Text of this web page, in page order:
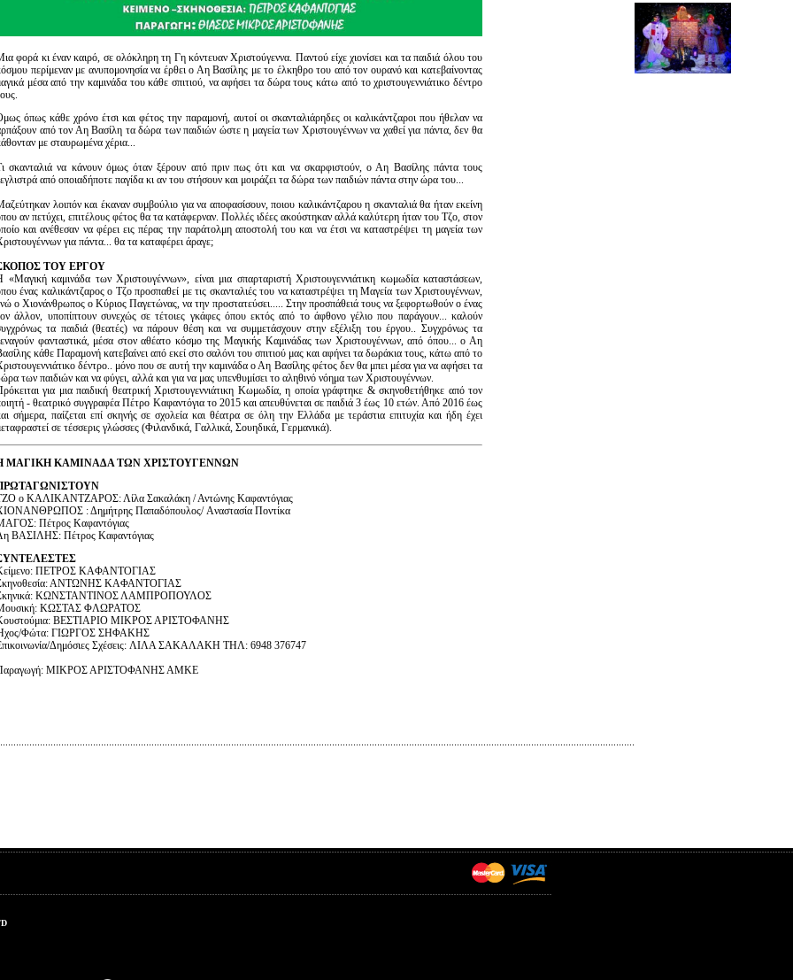
φορά κι έναν καιρό, σε ολόκληρη τη Γη κόντευαν Χριστούγεννα. Παντού είχε χιονίσει και τα παιδιά όλου του
περίμεναν με ανυπομονησία να έρθει ο Αη Βασίλης με το έλκηθρο του από τον ουρανό και κατεβαίνοντας
μέσα από την καμινάδα του κάθε σπιτιού, να αφήσει τα δώρα τους κάτω από το χριστουγεννιάτικο δέντρο
όπως κάθε χρόνο έτσι και φέτος την παραμονή, αυτοί οι σκανταλιάρηδες οι καλικάντζαροι που ήθελαν να
από τον Αη Βασίλη τα δώρα των παιδιών ώστε η μαγεία των Χριστουγέννων να χαθεί για πάντα, δεν θα
με σταυρωμένα χέρια...
σκανταλιά να κάνουν όμως όταν ξέρουν από πριν πως ότι και να σκαρφιστούν, ο Αη Βασίλης πάντα τους
από οποιαδήποτε παγίδα κι αν του στήσουν και μοιράζει τα δώρα των παιδιών πάντα στην ώρα του...
λοιπόν και έκαναν συμβούλιο για να αποφασίσουν, ποιου καλικάντζαρου η σκανταλιά θα ήταν εκείνη
αν πετύχει, επιτέλους φέτος θα τα κατάφερναν. Πολλές ιδέες ακούστηκαν αλλά καλύτερη ήταν του Τζο, στον
και ανέθεσαν να φέρει εις πέρας την παράτολμη αποστολή του και να έτσι να καταστρέψει τη μαγεία των
για πάντα... θα τα καταφέρει άραγε;
ΤΟΥ ΕΡΓΟΥ
«Μαγική καμινάδα των Χριστουγέννων», είναι μια σπαρταριστή Χριστουγεννιάτικη κωμωδία καταστάσεων,
ένας καλικάντζαρος ο Τζο προσπαθεί με τις σκανταλιές του να καταστρέψει τη Μαγεία των Χριστουγέννων,
ο Χιονάνθρωπος ο Κύριος Παγετώνας, να την προστατεύσει..... Στην προσπάθειά τους να ξεφορτωθούν ο ένας
άλλον, υποπίπτουν συνεχώς σε τέτοιες γκάφες όπου εκτός από το άφθονο γέλιο που παράγουν... καλούν
τα παιδιά (θεατές) να πάρουν θέση και να συμμετάσχουν στην εξέλιξη του έργου.. Συγχρόνως τα
φανταστικά, μέσα στον αθέατο κόσμο της Μαγικής Καμινάδας των Χριστουγέννων, από όπου... ο Αη
κάθε Παραμονή κατεβαίνει από εκεί στο σαλόνι του σπιτιού μας και αφήνει τα δωράκια τους, κάτω από το
δέντρο.. μόνο που σε αυτή την καμινάδα ο Αη Βασίλης φέτος δεν θα μπει μέσα για να αφήσει τα
των παιδιών και να φύγει, αλλά και για να μας υπενθυμίσει το αληθινό νόημα των Χριστουγέννων.
για μια παιδική θεατρική Χριστουγεννιάτικη Κωμωδία, η οποία γράφτηκε & σκηνοθετήθηκε από τον
- θεατρικό συγγραφέα Πέτρο Καφαντόγια το 2015 και απευθύνεται σε παιδιά 3 έως 10 ετών. Από 2016 έως
σήμερα, παίζεται επί σκηνής σε σχολεία και θέατρα σε όλη την Ελλάδα με τεράστια επιτυχία και ήδη έχει
σε τέσσερις γλώσσες (Φιλανδικά, Γαλλικά, Σουηδικά, Γερμανικά).
ΜΑΓΙΚΗ ΚΑΜΙΝΑΔΑ ΤΩΝ ΧΡΙΣΤΟΥΓΕΝΝΩΝ
ο ΚΑΛΙΚΑΝΤΖΑΡΟΣ: Λίλα Σακαλάκη / Αντώνης Καφαντόγιας
: Δημήτρης Παπαδόπουλος/ Aναστασία Ποντίκα
Πέτρος Καφαντόγιας
ΒΑΣΙΛΗΣ: Πέτρος Καφαντόγιας
ΠΕΤΡΟΣ ΚΑΦΑΝΤΟΓΙΑΣ
ΑΝΤΩΝΗΣ ΚΑΦΑΝΤΟΓΙΑΣ
ΚΩΝΣΤΑΝΤΙΝΟΣ ΛΑΜΠΡΟΠΟΥΛΟΣ
ΚΩΣΤΑΣ ΦΛΩΡΑΤΟΣ
ΒΕΣΤΙΑΡΙΟ ΜΙΚΡΟΣ ΑΡΙΣΤΟΦΑΝΗΣ
Φώτα: ΓΙΩΡΓΟΣ ΣΗΦΑΚΗΣ
Δημόσιες Σχέσεις: ΛΙΛΑ ΣΑΚΑΛΑΚΗ ΤΗΛ: 6948 376747
ΜΙΚΡΟΣ ΑΡΙΣΤΟΦΑΝΗΣ ΑΜΚΕ